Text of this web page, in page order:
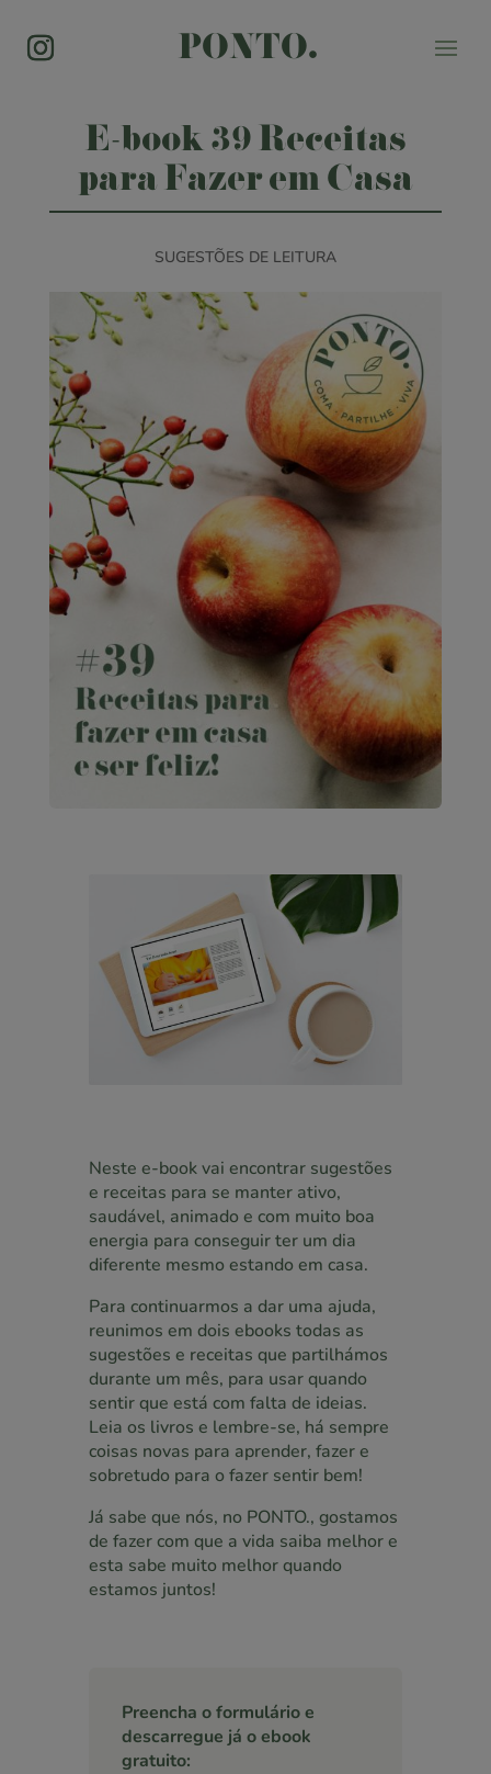
PONTO.
E-book 39 Receitas
para Fazer em Casa
SUGESTÕES DE LEITURA
Neste e-book vai encontrar sugestões
e receitas para se manter ativo,
saudável, animado e com muito boa
energia para conseguir ter um dia
diferente mesmo estando em casa.
Para continuarmos a dar uma ajuda,
reunimos em dois ebooks todas as
sugestões e receitas que partilhámos
durante um mês, para usar quando
sentir que está com falta de ideias.
Leia os livros e lembre-se, há sempre
coisas novas para aprender, fazer e
sobretudo para o fazer sentir bem!
Já sabe que nós, no PONTO., gostamos
de fazer com que a vida saiba melhor e
esta sabe muito melhor quando
estamos juntos!
Preencha o formulário e
descarregue já o ebook
gratuito: